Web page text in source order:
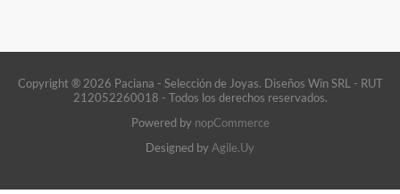
Copyright ® 2026 Paciana - Selección de Joyas. Diseños Win SRL - RUT
212052260018 - Todos los derechos reservados.
Powered by nopCommerce
Designed byAgile.Uy